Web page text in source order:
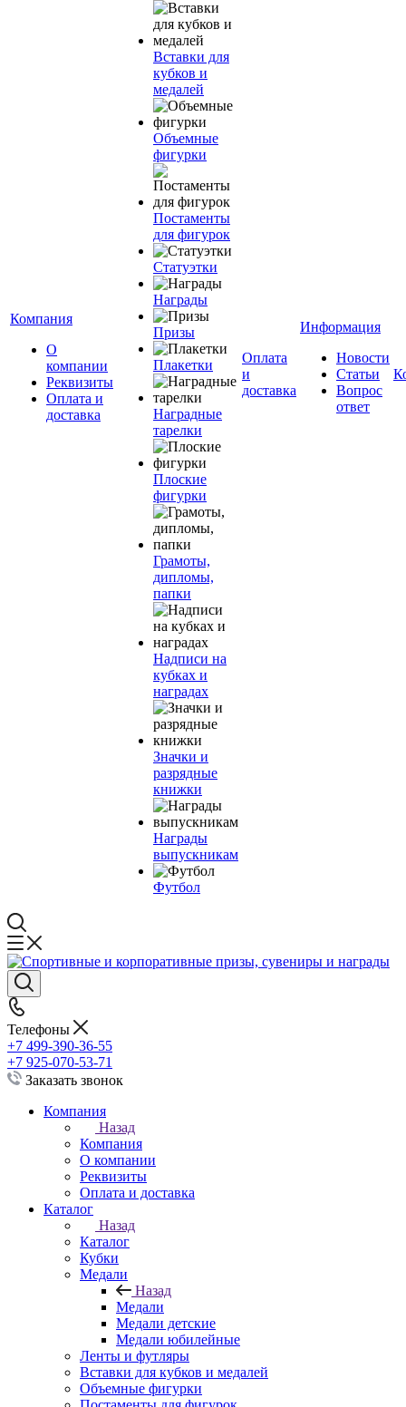
Компания
О
компании
Реквизиты
Оплата и
доставка
Вставки для
кубков и
медалей
Объемные
фигурки
Постаменты
для фигурок
Статуэтки
Награды
Призы
Плакетки
Наградные
тарелки
Плоские
фигурки
Грамоты,
дипломы,
папки
Надписи на
кубках и
наградах
Значки и
разрядные
книжки
Награды
выпускникам
Футбол
Оплата
и
доставка
Информация
Новости
Статьи
Вопрос
ответ
Телефоны
+7 499-390-36-55
+7 925-070-53-71
Заказать звонок
Компания
Назад
Компания
О компании
Реквизиты
Оплата и доставка
Каталог
Назад
Каталог
Кубки
Медали
Назад
Медали
Медали детские
Медали юбилейные
Ленты и футляры
Вставки для кубков и медалей
Объемные фигурки